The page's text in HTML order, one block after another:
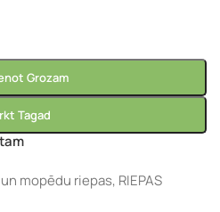
Grozam
Tagad
mopēdu riepas, RIEPAS